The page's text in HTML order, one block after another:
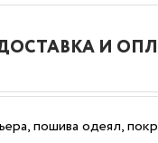
И
пошива одеял,